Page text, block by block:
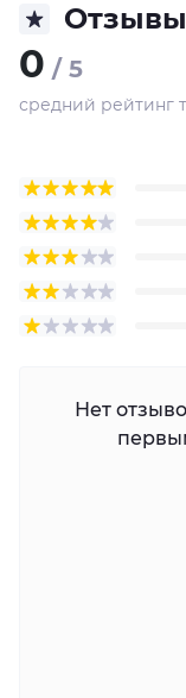
Отзывы
0 / 5
средний рейтинг
Нет